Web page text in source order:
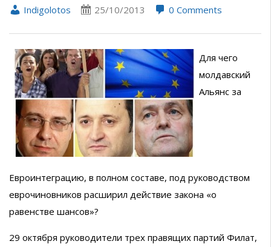
Indigolotos 25/10/2013 0 Comments
Для чего
молдавский
Альянс за
Евроинтеграцию, в полном составе, под руководством
еврочиновников расширил действие закона «о
равенстве шансов»?
29 октября руководители трех правящих партий Филат,